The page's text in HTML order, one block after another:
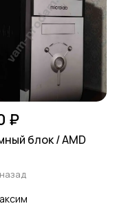
₽
блок / AMD